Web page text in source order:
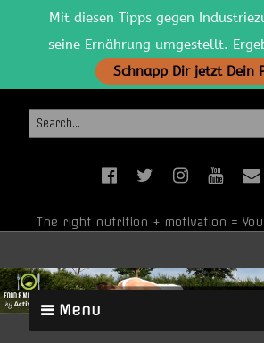
The right nutrition + motivation =
Menu
Mit diesen Tipps gegen
seine Ernährung umgestellt.
Schnapp Dir jetzt Dein